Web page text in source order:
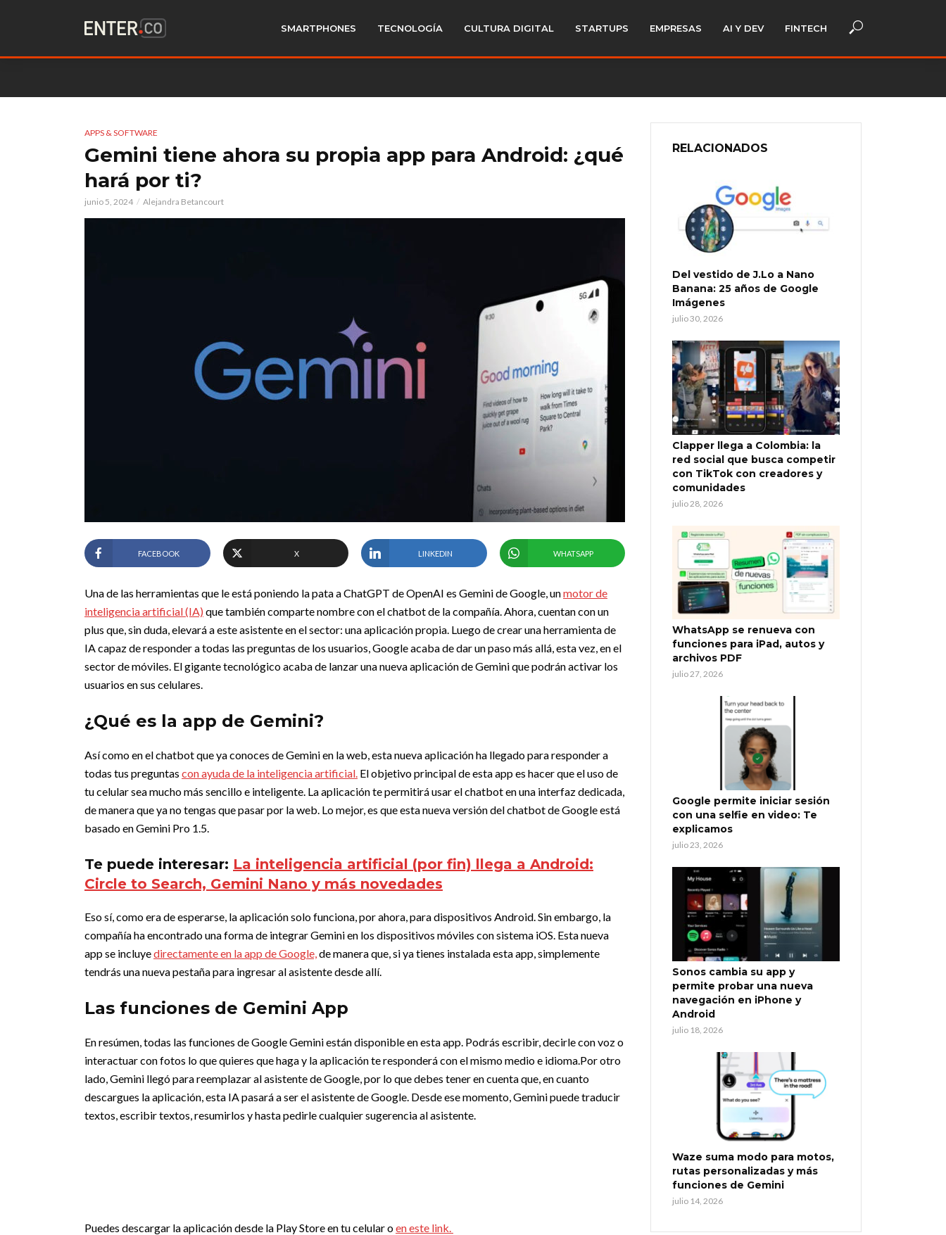
SMARTPHONES TECNOLOGÍA CULTURA DIGITAL STARTUPS EMPRESAS AI Y DEV FINTECH
APPS & SOFTWARE
Gemini tiene ahora su propia app para Android: ¿qué
hará por ti?
junio 5, 2024 Alejandra Betancourt
FACEBOOK X LINKEDIN WHATSAPP
Una de las herramientas que le está poniendo la pata a ChatGPT de OpenAI es Gemini de Google, unmotor de
inteligencia artificial (IA) que también comparte nombre con el chatbot de la compañía. Ahora, cuentan con un
plus que, sin duda, elevará a este asistente en el sector: una aplicación propia. Luego de crear una herramienta de
IA capaz de responder a todas las preguntas de los usuarios, Google acaba de dar un paso más allá, esta vez, en el
sector de móviles. El gigante tecnológico acaba de lanzar una nueva aplicación de Gemini que podrán activar los
usuarios en sus celulares.
¿Qué es la app de Gemini?
Así como en el chatbot que ya conoces de Gemini en la web, esta nueva aplicación ha llegado para responder a
todas tus preguntas con ayuda de la inteligencia artificial. El objetivo principal de esta app es hacer que el uso de
tu celular sea mucho más sencillo e inteligente. La aplicación te permitirá usar el chatbot en una interfaz dedicada,
de manera que ya no tengas que pasar por la web. Lo mejor, es que esta nueva versión del chatbot de Google está
basado en Gemini Pro 1.5.
Te puede interesar: La inteligencia artificial (por fin) llega a Android:
Circle to Search, Gemini Nano y más novedades
Eso sí, como era de esperarse, la aplicación solo funciona, por ahora, para dispositivos Android. Sin embargo, la
compañía ha encontrado una forma de integrar Gemini en los dispositivos móviles con sistema iOS. Esta nueva
app se incluyedirectamente en la app de Google,de manera que, si ya tienes instalada esta app, simplemente
tendrás una nueva pestaña para ingresar al asistente desde allí.
Las funciones de Gemini App
En resúmen, todas las funciones de Google Gemini están disponible en esta app. Podrás escribir, decirle con voz o
interactuar con fotos lo que quieres que haga y la aplicación te responderá con el mismo medio e idioma.Por otro
lado, Gemini llegó para reemplazar al asistente de Google, por lo que debes tener en cuenta que, en cuanto
descargues la aplicación, esta IA pasará a ser el asistente de Google. Desde ese momento, Gemini puede traducir
textos, escribir textos, resumirlos y hasta pedirle cualquier sugerencia al asistente.
Puedes descargar la aplicación desde la Play Store en tu celular oen este link.
RELACIONADOS
Del vestido de J.Lo a Nano
Banana: 25 años de Google
Imágenes
julio 30, 2026
Clapper llega a Colombia: la
red social que busca competir
con TikTok con creadores y
comunidades
julio 28, 2026
WhatsApp se renueva con
funciones para iPad, autos y
archivos PDF
julio 27, 2026
Google permite iniciar sesión
con una selfie en video: Te
explicamos
julio 23, 2026
Sonos cambia su app y
permite probar una nueva
navegación en iPhone y
Android
julio 18, 2026
Waze suma modo para motos,
rutas personalizadas y más
funciones de Gemini
julio 14, 2026